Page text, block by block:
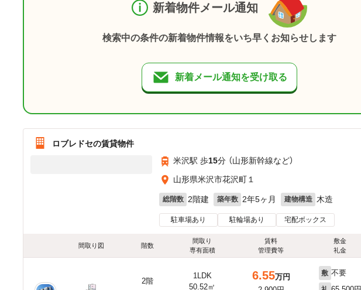
新着物件メール通知
検索中の条件の新着物件情報をいち早くお知らせします
新着メール通知を受け取る
ロブレドセの賃貸物件
米沢駅 歩15分 （山形新幹線など）
山形県米沢市花沢町１
総階数 2階建 築年数 2年5ヶ月 建物構造 木造
駐車場あり 駐輪場あり 宅配ボックス
間取り図 階数
間取り
専有面積
賃料
管理費等
敷金
礼金
2階
1LDK
50.52㎡
6.55万円
敷 不要